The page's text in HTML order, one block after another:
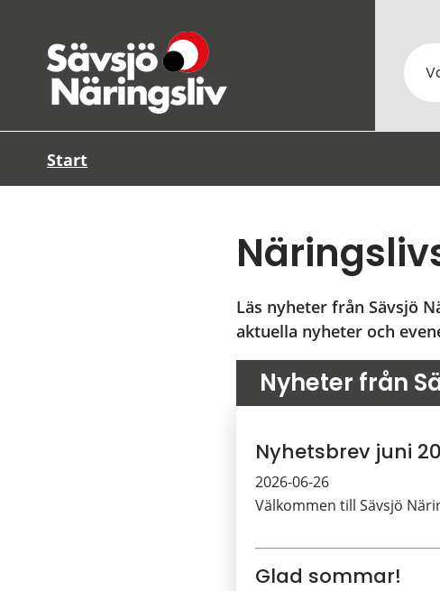
Start
Läs nyheter från Sävsjö
aktuella nyheter och
Nyheter från
Nyhetsbrev juni
2026-06-26
Välkommen till Sävsjö
Glad sommar!